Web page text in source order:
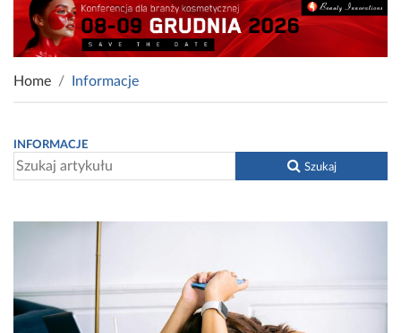
Home Informacje
INFORMACJE
Szukaj